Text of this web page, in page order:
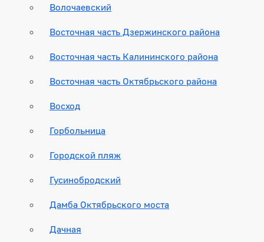
Волочаевский
Восточная часть Дзержинского района
Восточная часть Калининского района
Восточная часть Октябрьского района
Восход
Горбольница
Городской пляж
Гусинобродский
Дамба Октябрьского моста
Дачная